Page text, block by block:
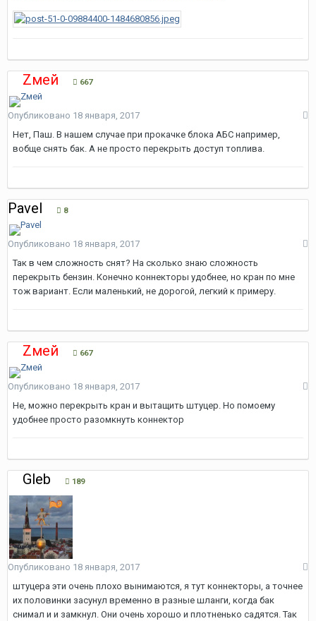
Zмей 667
Опубликовано 18 января, 2017
Нет, Паш. В нашем случае при прокачке блока АБС например,
вобще снять бак. А не просто перекрыть доступ топлива.
Pavel 8
Опубликовано 18 января, 2017
Так в чем сложность снят? На сколько знаю сложность
перекрыть бензин. Конечно коннекторы удобнее, но кран по мне
тож вариант. Если маленький, не дорогой, легкий к примеру.
Zмей 667
Опубликовано 18 января, 2017
Не, можно перекрыть кран и вытащить штуцер. Но помоему
удобнее просто разомкнуть коннектор
Gleb 189
Опубликовано 18 января, 2017
штуцера эти очень плохо вынимаются, я тут коннекторы, а точнее
их половинки засунул временно в разные шланги, когда бак
снимал и и замкнул. Они очень хорошо и плотненько садятся. Так